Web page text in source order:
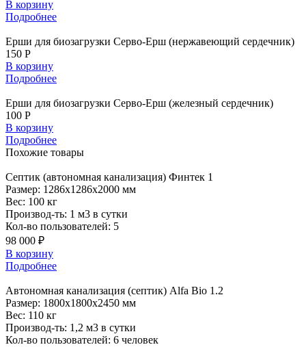
В корзину
Подробнее
Ерши для биозагрузки Серво-Ерш (нержавеющий сердечник)
150 Р
В корзину
Подробнее
Ерши для биозагрузки Серво-Ерш (железный сердечник)
100 Р
В корзину
Подробнее
Похожие товары
Септик (автономная канализация) Финтек 1
Размер: 1286x1286x2000 мм
Вес: 100 кг
Производ-ть: 1 м3 в сутки
Кол-во пользователей: 5
98 000 ₽
В корзину
Подробнее
Автономная канализация (септик) Alfa Bio 1.2
Размер: 1800x1800x2450 мм
Вес: 110 кг
Производ-ть: 1,2 м3 в сутки
Кол-во пользователей: 6 человек